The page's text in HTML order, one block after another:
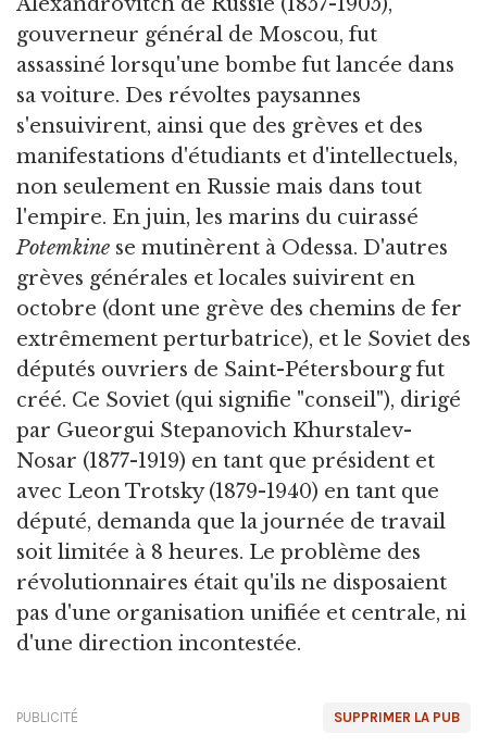
gouverneur général de Moscou, fut
assassiné lorsqu'une bombe fut lancée dans
sa voiture. Des révoltes paysannes
s'ensuivirent, ainsi que des grèves et des
manifestations d'étudiants et d'intellectuels,
non seulement en Russie mais dans tout
l'empire. En juin, les marins du cuirassé
Potemkine se mutinèrent à Odessa. D'autres
grèves générales et locales suivirent en
octobre (dont une grève des chemins de fer
extrêmement perturbatrice), et le Soviet des
députés ouvriers de Saint-Pétersbourg fut
créé. Ce Soviet (qui signifie "conseil"), dirigé
par Gueorgui Stepanovich Khurstalev-
Nosar (1877-1919) en tant que président et
avec Leon Trotsky (1879-1940) en tant que
député, demanda que la journée de travail
soit limitée à 8 heures. Le problème des
révolutionnaires était qu'ils ne disposaient
pas d'une organisation unifiée et centrale, ni
d'une direction incontestée.
SUPPRIMER LA PUB
PUBLICITÉ